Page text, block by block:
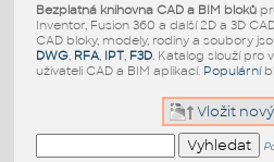
Bezplatná knihovna CAD a BIM bloků
Inventor, Fusion 360 a další 2D a 3D
CAD bloky, modely, rodiny a soubory
DWG, RFA, IPT, F3D. Katalog slouží pro
uživateli CAD a BIM aplikací. Populární
Vložit